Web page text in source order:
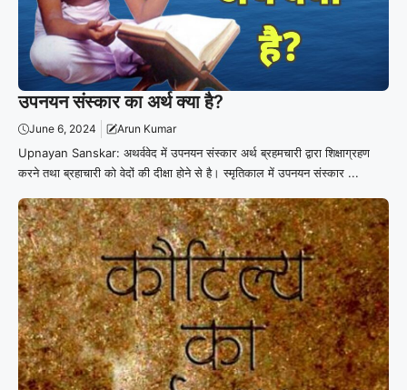
उपनयन संस्कार का अर्थ क्या है?
June 6, 2024 Arun Kumar
Upnayan Sanskar: अथर्ववेद में उपनयन संस्कार अर्थ ब्रहमचारी द्वारा शिक्षाग्रहण
करने तथा ब्रहाचारी को वेदों की दीक्षा होने से है। स्मृतिकाल में उपनयन संस्कार ...